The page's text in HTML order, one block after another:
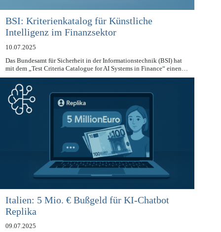
BSI: Kriterienkatalog für Künstliche
Intelligenz im Finanzsektor
10.07.2025
Das Bundesamt für Sicherheit in der Informationstechnik (BSI) hat
mit dem „Test Criteria Catalogue for AI Systems in Finance“ einen…
Italien: 5 Mio. € Bußgeld für KI-Chatbot
Replika